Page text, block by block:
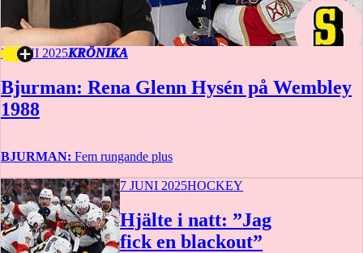
7 JUNI 2025KRÖNIKA
Bjurman: Rena Glenn Hysén på Wembley
1988
BJURMAN: Fem rungande plus
7 JUNI 2025HOCKEY
Hjälte i natt: ”Jag
fick en blackout”